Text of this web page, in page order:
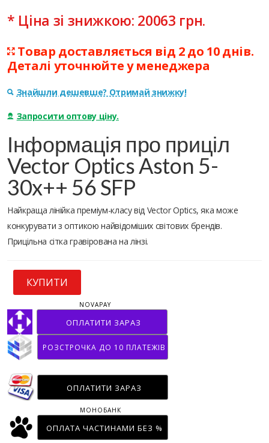
* Ціна зі знижкою: 20063 грн.
Товар доставляється від 2 до 10 днів.
Деталі уточнюйте у менеджера
Знайшли дешевше? Отримай знижку!
Запросити оптову ціну.
Інформація про приціл
Vector Optics Aston 5-
30x++ 56 SFP
Найкраща лінійка преміум-класу від Vector Optics, яка може
конкурувати з оптикою найвідоміших світових брендів.
Прицільна сітка гравірована на лінзі.
КУПИТИ
ОПЛАТИТИ ЗАРАЗ
NOVAPAY
РОЗСТРОЧКА ДО 10 ПЛАТЕЖІВ
ОПЛАТИТИ ЗАРАЗ
ОПЛАТА ЧАСТИНАМИ БЕЗ %
МОНОБАНК